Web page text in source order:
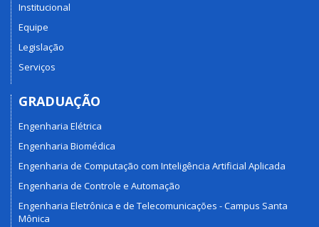
Institucional
Equipe
Legislação
Serviços
GRADUAÇÃO
Engenharia Elétrica
Engenharia Biomédica
Engenharia de Computação com Inteligência Artificial Aplicada
Engenharia de Controle e Automação
Engenharia Eletrônica e de Telecomunicações - Campus Santa
Mônica